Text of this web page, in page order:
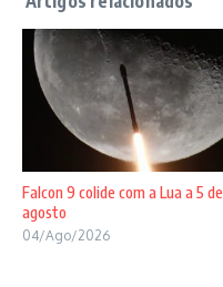
Falcon 9 colide com a Lua a 5 de
agosto
04/Ago/2026